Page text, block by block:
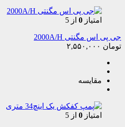
امتیاز 0 از 5
جی پی اس مگنتی 2000A/H
تومان
مقایسه
امتیاز 0 از 5